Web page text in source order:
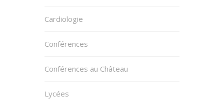
Cardiologie
Conférences
Conférences au Château
Lycées